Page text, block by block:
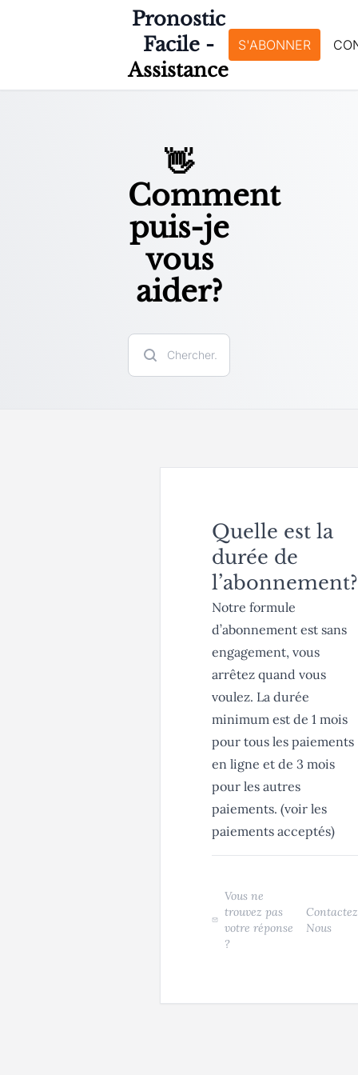
Pronostic
Facile -
Assistance
S'ABONNER
👋
Comment
puis-je
vous
aider?
Search
Quelle est la
durée de
l’abonnement?
Notre formule
d’abonnement est sans
engagement, vous
arrêtez quand vous
voulez. La durée
minimum est de 1 mois
pour tous les paiements
en ligne et de 3 mois
pour les autres
paiements. (voir les
paiements acceptés)
Vous ne
trouvez pas
votre réponse
?
Contactez
Nous